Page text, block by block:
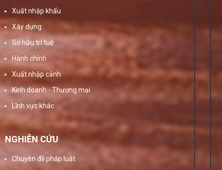
Xuất nhập khẩu
Xây dựng
Sở hữu trí tuệ
Hành chính
Xuất nhập cảnh
Kinh doanh - Thương mại
Lĩnh vực khác
NGHIÊN CỨU
Chuyên đề pháp luật